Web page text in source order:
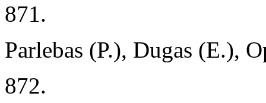
871.
Parlebas (P.), Dugas (E.),
872.